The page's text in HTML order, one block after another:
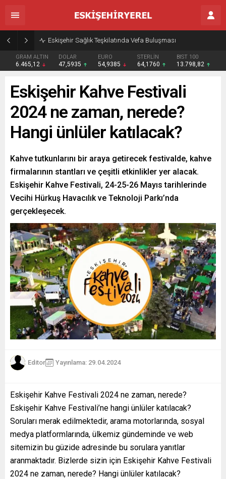
Eskişehir Sağlık Teşkilatında Vefa Buluşması
GRAM ALTIN
6.465,12
DOLAR
47,5935
EURO
54,9385
STERLİN
64,1760
BIST 100
13.798,82
Eskişehir Kahve Festivali
2024 ne zaman, nerede?
Hangi ünlüler katılacak?
Kahve tutkunlarını bir araya getirecek festivalde, kahve
firmalarının stantları ve çeşitli etkinlikler yer alacak.
Eskişehir Kahve Festivali, 24-25-26 Mayıs tarihlerinde
Vecihi Hürkuş Havacılık ve Teknoloji Parkı’nda
gerçekleşecek.
Editor Yayınlama: 29.04.2024
Eskişehir Kahve Festivali 2024 ne zaman, nerede?
Eskişehir Kahve Festivali’ne hangi ünlüler katılacak?
Soruları merak edilmektedir, arama motorlarında, sosyal
medya platformlarında, ülkemiz gündeminde ve web
sitemizin bu güzide adresinde bu sorulara yanıtlar
aranmaktadır. Bizlerde sizin için Eskişehir Kahve Festivali
2024 ne zaman, nerede? Hangi ünlüler katılacak?